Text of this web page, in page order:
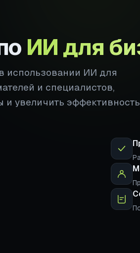
ИИ для
использовании ИИ для
и специалистов,
и увеличить